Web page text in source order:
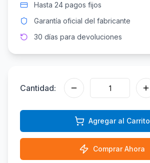
Hasta 24 pagos fijos
Garantía oficial del fabricante
30 días para devoluciones
Cantidad:
Agregar al Carrito
Comprar Ahora